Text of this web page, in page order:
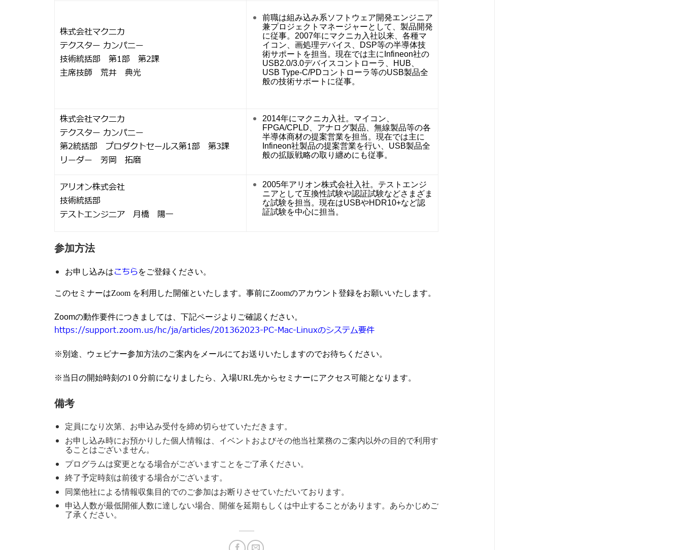
株式会社マクニカ
テクスター カンパニー
技術統括部 第1部 第2課
主席技師 荒井 典光
前職は組み込み系ソフトウェア開発エンジニア
兼プロジェクトマネージャーとして、製品開発
に従事。2007年にマクニカ入社以来、各種マ
イコン、画処理デバイス、DSP等の半導体技
術サポートを担当。現在では主にInfineon社の
USB2.0/3.0デバイスコントローラ、HUB、
USB Type-C/PDコントローラ等のUSB製品全
般の技術サポートに従事。
株式会社マクニカ
テクスター カンパニー
第2統括部 プロダクトセールス第1部 第3課
リーダー 芳岡 拓磨
2014年にマクニカ入社。マイコン、
FPGA/CPLD、アナログ製品、無線製品等の各
半導体商材の提案営業を担当。現在では主に
Infineon社製品の提案営業を行い、USB製品全
般の拡販戦略の取り纏めにも従事。
アリオン株式会社
技術統括部
テストエンジニア 月橋 陽一
2005年アリオン株式会社入社。テストエンジ
ニアとして互換性試験や認証試験などさまざま
な試験を担当。現在はUSBやHDR10+など認
証試験を中心に担当。
参加方法
お申し込みはこちらをご登録ください。
このセミナーはZoom を利用した開催といたします。事前にZoomのアカウント登録をお願いいたします。
Zoomの動作要件につきましては、下記ページよりご確認ください。
https://support.zoom.us/hc/ja/articles/201362023-PC-Mac-Linuxのシステム要件
※別途、ウェビナー参加方法のご案内をメールにてお送りいたしますのでお待ちください。
※当日の開始時刻の1０分前になりましたら、入場URL先からセミナーにアクセス可能となります。
備考
定員になり次第、お申込み受付を締め切らせていただきます。
お申し込み時にお預かりした個人情報は、イベントおよびその他当社業務のご案内以外の目的で利用す
ることはございません。
プログラムは変更となる場合がございますことをご了承ください。
終了予定時刻は前後する場合がございます。
同業他社による情報収集目的でのご参加はお断りさせていただいております。
申込人数が最低開催人数に達しない場合、開催を延期もしくは中止することがあります。あらかじめご
了承ください。